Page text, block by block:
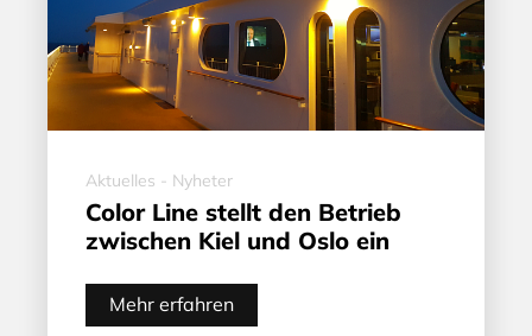
Aktuelles - Nyheter
Color Line stellt den Betrieb
zwischen Kiel und Oslo ein
Mehr erfahren